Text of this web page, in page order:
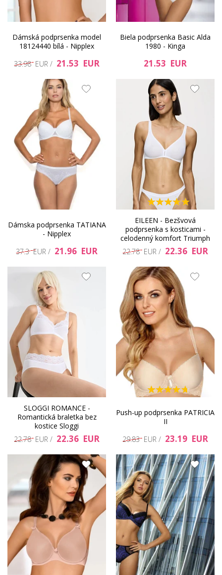
Dámská podprsenka model
18124440 bílá - Nipplex
33.98 EUR / 21.53 EUR
Biela podprsenka Basic Alda
1980 - Kinga
21.53 EUR
Dámska podprsenka TATIANA
- Nipplex
37.3 EUR / 21.96 EUR
EILEEN - Bezšvová
podprsenka s kosticami -
celodenný komfort Triumph
22.78 EUR / 22.36 EUR
SLOGGI ROMANCE -
Romantická braletka bez
kostice Sloggi
22.78 EUR / 22.36 EUR
Push-up podprsenka PATRICIA
II
29.83 EUR / 23.19 EUR